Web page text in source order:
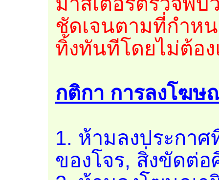
ชัดเจนตามที่กำห
ทิ้งทันทีโดยไม่ต้อ
กติกา การลงโฆษ
1. ห้ามลงประกา
ของโจร, สิ่งขัดต่